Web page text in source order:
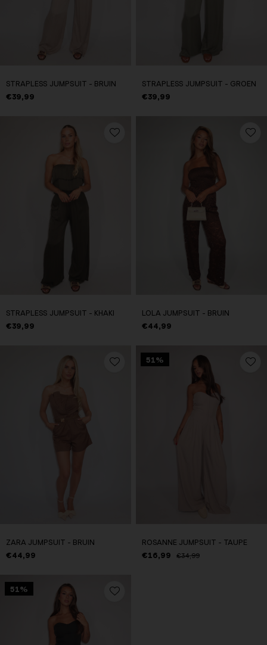
STRAPLESS JUMPSUIT - BRUIN
€39,99
STRAPLESS JUMPSUIT - GROEN
€39,99
STRAPLESS JUMPSUIT - KHAKI
€39,99
LOLA JUMPSUIT - BRUIN
€44,99
ZARA JUMPSUIT - BRUIN
€44,99
51%
ROSANNE JUMPSUIT - TAUPE
€16,99
€34,99
51%